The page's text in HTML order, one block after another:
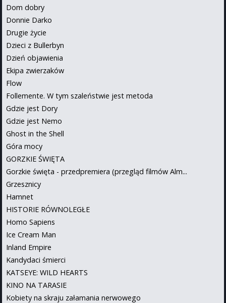
Dom dobry
Donnie Darko
Drugie życie
Dzieci z Bullerbyn
Dzień objawienia
Ekipa zwierzaków
Flow
Follemente. W tym szaleństwie jest metoda
Gdzie jest Dory
Gdzie jest Nemo
Ghost in the Shell
Góra mocy
GORZKIE ŚWIĘTA
Gorzkie święta - przedpremiera (przegląd filmów Alm...
Grzesznicy
Hamnet
HISTORIE RÓWNOLEGŁE
Homo Sapiens
Ice Cream Man
Inland Empire
Kandydaci śmierci
KATSEYE: WILD HEARTS
KINO NA TARASIE
Kobiety na skraju załamania nerwowego